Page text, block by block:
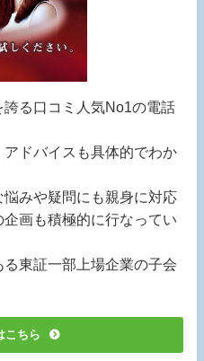
誇る口コミ人気No1の電話
アドバイスも具体的でわか
悩みや疑問にも親身に対応
企画も積極的に行なってい
る東証一部上場企業の子会
こちら